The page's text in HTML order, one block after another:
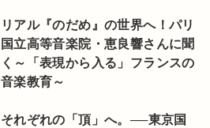
リアル『のだめ』の世界へ！パリ
国立高等音楽院・恵良響さんに聞
く～「表現から入る」フランスの
音楽教育～
それぞれの「頂」へ。──東京国